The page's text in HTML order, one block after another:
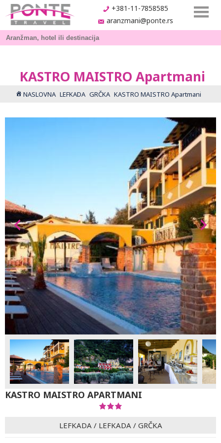
+381-11-7858585
aranzmani@ponte.rs
KASTRO MAISTRO Apartmani
NASLOVNA LEFKADA GRČKA KASTRO MAISTRO Apartmani
KASTRO MAISTRO APARTMANI
LEFKADA / LEFKADA / GRČKA